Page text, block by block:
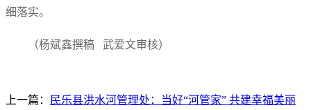
细落实。
（杨斌鑫撰稿 武爱文审核）
上一篇：
民乐县洪水河管理处：当好“河管家” 共建幸福美丽